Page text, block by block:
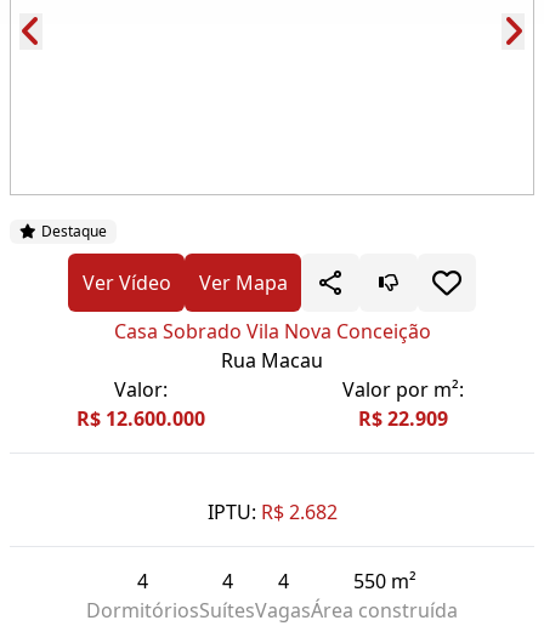
Destaque
Ver Vídeo
Ver Mapa
Casa Sobrado Vila Nova Conceição
Rua Macau
Valor:
R$ 12.600.000
Valor por m²:
R$ 22.909
IPTU: R$ 2.682
4
Dormitórios
4
Suítes
4
Vagas
550 m²
Área construída